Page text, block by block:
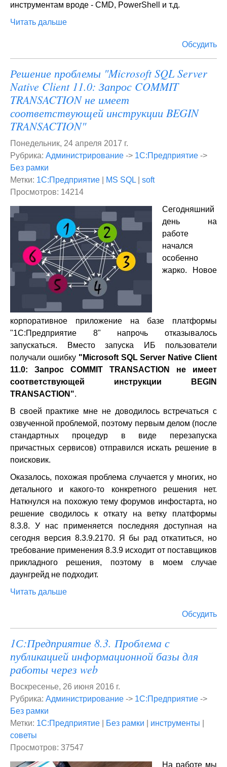
инструментам вроде - CMD, PowerShell и т.д.
Читать дальше
Обсудить
Решение проблемы "Microsoft SQL Server
Native Client 11.0: Запрос COMMIT
TRANSACTION не имеет
соответствующей инструкции BEGIN
TRANSACTION"
Понедельник, 24 апреля 2017 г.
Рубрика: Администрирование -> 1С:Предприятие ->
Без рамки
Метки: 1С:Предприятие MS SQL
soft
Просмотров: 14214
Сегодняшний
день на
работе
начался
особенно
жарко. Новое
корпоративное приложение на базе платформы
"1С:Предприятие 8" напрочь отказывалось
запускаться. Вместо запуска ИБ пользователи
получали ошибку "Microsoft SQL Server Native Client
11.0: Запрос COMMIT TRANSACTION не имеет
соответствующей инструкции BEGIN
TRANSACTION".
В своей практике мне не доводилось встречаться с
озвученной проблемой, поэтому первым делом (после
стандартных процедур в виде перезапуска
причастных сервисов) отправился искать решение в
поисковик.
Оказалось, похожая проблема случается у многих, но
детального и какого-то конкретного решения нет.
Наткнулся на похожую тему форумов инфостарта, но
решение сводилось к откату на ветку платформы
8.3.8. У нас применяется последняя доступная на
сегодня версия 8.3.9.2170. Я бы рад откатиться, но
требование применения 8.3.9 исходит от поставщиков
прикладного решения, поэтому в моем случае
даунгрейд не подходит.
Читать дальше
Обсудить
1С:Предприятие 8.3. Проблема с
публикацией информационной базы для
работы через web
Воскресенье, 26 июня 2016 г.
Рубрика: Администрирование -> 1С:Предприятие ->
Без рамки
Метки: 1С:Предприятие Без рамки инструменты
советы
Просмотров: 37547
На работе мы